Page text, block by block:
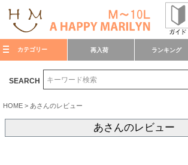
カテゴリー 再入荷 ランキング
SEARCH
HOME あさんのレビュー
あさんのレビュー